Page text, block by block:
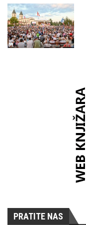
PRATITE NAS